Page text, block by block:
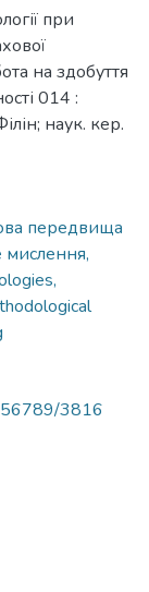
при
на здобуття
014 :
наук. кер.
передвища
мислення,
3816